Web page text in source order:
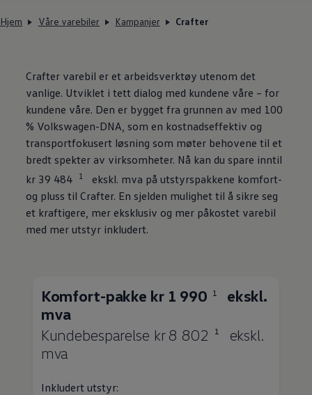
Hjem Våre varebiler Kampanjer Crafter
Crafter varebil er et arbeidsverktøy utenom det
vanlige. Utviklet i tett dialog med kundene våre – for
kundene våre. Den er bygget fra grunnen av med 100
% Volkswagen-DNA, som en kostnadseffektiv og
transportfokusert løsning som møter behovene til et
bredt spekter av virksomheter. Nå kan du spare inntil
kr 39 484
1
ekskl. mva på utstyrspakkene komfort-
og pluss til Crafter. En sjelden mulighet til å sikre seg
et kraftigere, mer eksklusiv og mer påkostet varebil
med mer utstyr inkludert.
Komfort-pakke kr 1 990 1
ekskl.
mva
Kundebesparelse kr 8 802
1
ekskl.
mva
Inkludert utstyr: